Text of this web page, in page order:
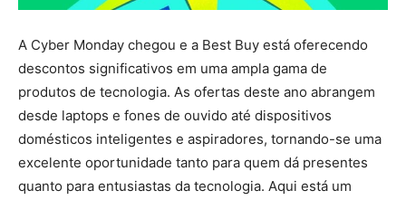
A Cyber ​​Monday chegou e a Best Buy está oferecendo
descontos significativos em uma ampla gama de
produtos de tecnologia. As ofertas deste ano abrangem
desde laptops e fones de ouvido até dispositivos
domésticos inteligentes e aspiradores, tornando-se uma
excelente oportunidade tanto para quem dá presentes
quanto para entusiastas da tecnologia. Aqui está um